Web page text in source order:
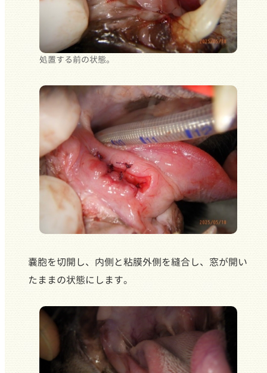
処置する前の状態。
嚢胞を切開し、内側と粘膜外側を縫合し、窓が開い
たままの状態にします。